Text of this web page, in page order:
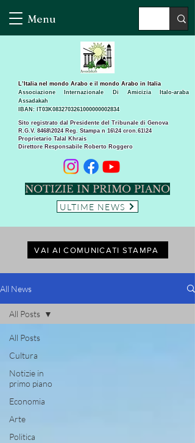
Menu
Sito registrato dal Presidente del Tribunale di Genova
R.G.V. 8468\2024 Reg. Stampa n 16\24 cron.61\24 ​
Proprietario Talal Khrais
Direttore Responsabile Roberto Roggero
L’Italia nel mondo Arabo e il mondo Arabo in Italia
Associazione Internazionale Di Amicizia Italo-araba
Assadakah
IBAN: IT03K0832703261000000002834
NOTIZIE IN PRIMO PIANO
ULTIME NEWS
VAI AI COMUNICATI STAMPA
All News
All Posts
Cultura
Notizie in
primo piano
Economia
Arte
Politica
All Posts